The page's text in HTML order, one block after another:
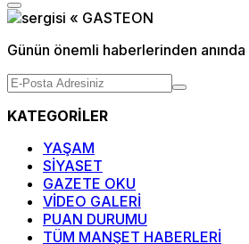
Günün önemli haberlerinden
KATEGORİLER
YAŞAM
SİYASET
GAZETE OKU
VİDEO GALERİ
PUAN DURUMU
TÜM MANŞET HABERLERİ